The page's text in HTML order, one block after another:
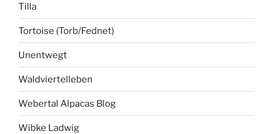
Tilla
Tortoise (Torb/Fednet)
Unentwegt
Waldviertelleben
Webertal Alpacas Blog
Wibke Ladwig